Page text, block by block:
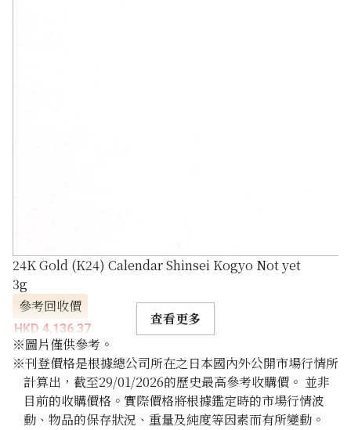
24K Gold (K24) Calendar Shinsei Kogyo Not yet
3g
參考回收價
HKD 4,136.37
查看更多
※圖片僅供參考。
※刊登價格是根據總公司所在之日本國內外公開市場行情所
計算出，截至29/01/2026的歷史最高參考收購價。 並非
目前的收購價格。實際價格將根據鑑定時的市場行情波
動、物品的保存狀況、重量及純度等因素而有所變動。